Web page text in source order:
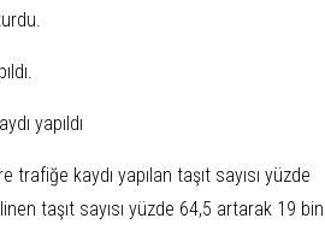
yapıldı
trafiğe kaydı yapılan taşıt sayısı yüzde
taşıt sayısı yüzde 64,5 artarak 19 bin